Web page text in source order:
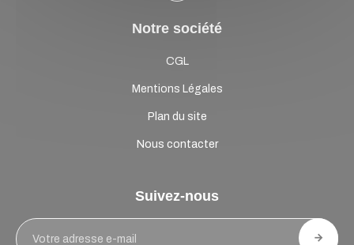
Notre société
CGL
Mentions Légales
Plan du site
Nous contacter
Suivez-nous